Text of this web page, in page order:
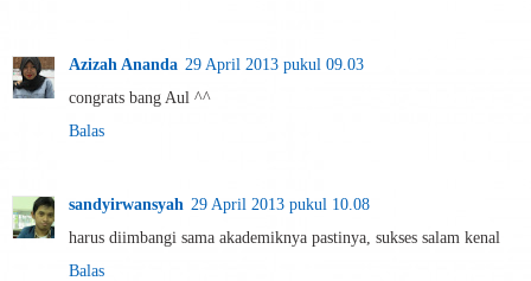
Azizah Ananda 29 April 2013 pukul 09.03
congrats bang Aul ^^
Balas
sandyirwansyah 29 April 2013 pukul 10.08
harus diimbangi sama akademiknya pastinya, sukses salam kenal
Balas